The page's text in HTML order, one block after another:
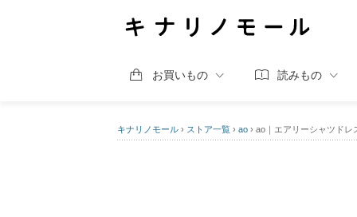
お買いもの 読みもの
キナリノモール › ストア一覧 › ao › ao｜エアリーシャツドレ